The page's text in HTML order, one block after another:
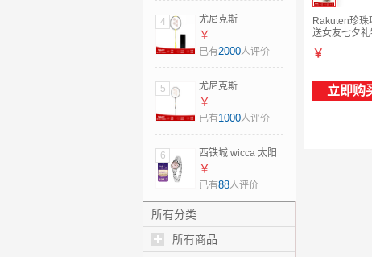
GW-6900U-1JF
(led背光升级版)
4
尤尼克斯
（YONEX）羽毛球
拍疾光NF1000Z单
NF1000Z 日版 4U5
￥
已有2000人评价
5
尤尼克斯
（YONEX）羽毛球
拍新款疾光NF700P
空拍 日本直邮 新款
2NF700Pro JP版
4U6
￥
已有1000人评价
6
西铁城 wicca 太阳
能女士手表 KH9-
914-93防水母亲节
￥
已有88人评价
所有分类
所有商品
Rakuten珍
送女友七夕
￥
立即购